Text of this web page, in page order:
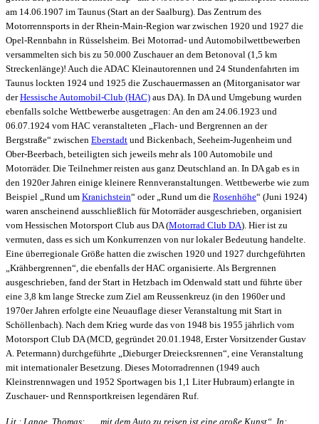
am 14.06.1907 im Taunus (Start an der Saalburg). Das Zentrum des
Motorrennsports in der Rhein-Main-Region war zwischen 1920 und 1927 die
Opel-Rennbahn in Rüsselsheim. Bei Motorrad- und Automobilwettbewerben
versammelten sich bis zu 50.000 Zuschauer an dem Betonoval (1,5 km
Streckenlänge)! Auch die ADAC Kleinautorennen und 24 Stundenfahrten im
Taunus lockten 1924 und 1925 die Zuschauermassen an (Mitorganisator war
derHessische Automobil-Club (HAC) aus DA). In DA und Umgebung wurden
ebenfalls solche Wettbewerbe ausgetragen: An den am 24.06.1923 und
06.07.1924 vom HAC veranstalteten „Flach- und Bergrennen an der
Bergstraße“ zwischen Eberstadt und Bickenbach, Seeheim-Jugenheim und
Ober-Beerbach, beteiligten sich jeweils mehr als 100 Automobile und
Motorräder. Die Teilnehmer reisten aus ganz Deutschland an. In DA gab es in
den 1920er Jahren einige kleinere Rennveranstaltungen. Wettbewerbe wie zum
Beispiel „Rund um Kranichstein“ oder „Rund um die Rosenhöhe“ (Juni 1924)
waren anscheinend ausschließlich für Motorräder ausgeschrieben, organisiert
vom Hessischen Motorsport Club aus DA (Motorrad Club DA). Hier ist zu
vermuten, dass es sich um Konkurrenzen von nur lokaler Bedeutung handelte.
Eine überregionale Größe hatten die zwischen 1920 und 1927 durchgeführten
„Krähbergrennen“, die ebenfalls der HAC organisierte. Als Bergrennen
ausgeschrieben, fand der Start in Hetzbach im Odenwald statt und führte über
eine 3,8 km lange Strecke zum Ziel am Reussenkreuz (in den 1960er und
1970er Jahren erfolgte eine Neuauflage dieser Veranstaltung mit Start in
Schöllenbach). Nach dem Krieg wurde das von 1948 bis 1955 jährlich vom
Motorsport Club DA (MCD, gegründet 20.01.1948, Erster Vorsitzender Gustav
A. Petermann) durchgeführte „Dieburger Dreiecksrennen“, eine Veranstaltung
mit internationaler Besetzung. Dieses Motorradrennen (1949 auch
Kleinstrennwagen und 1952 Sportwagen bis 1,1 Liter Hubraum) erlangte in
Zuschauer- und Rennsportkreisen legendären Ruf.
Lit.: Lange, Thomas: „…mit dem Auto zu reisen ist eine große Kunst“. In: